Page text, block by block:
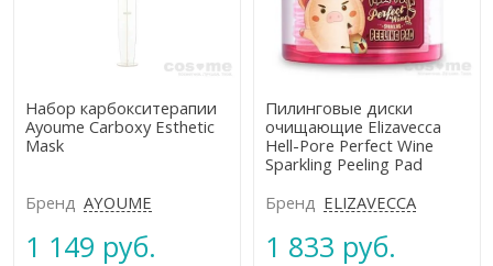
Набор карбокситерапии
Ayoume Carboxy Esthetic
Mask
Бренд AYOUME
1 149 руб.
Пилинговые диски
очищающие Elizavecca
Hell-Pore Perfect Wine
Sparkling Peeling Pad
Бренд ELIZAVECCA
1 833 руб.